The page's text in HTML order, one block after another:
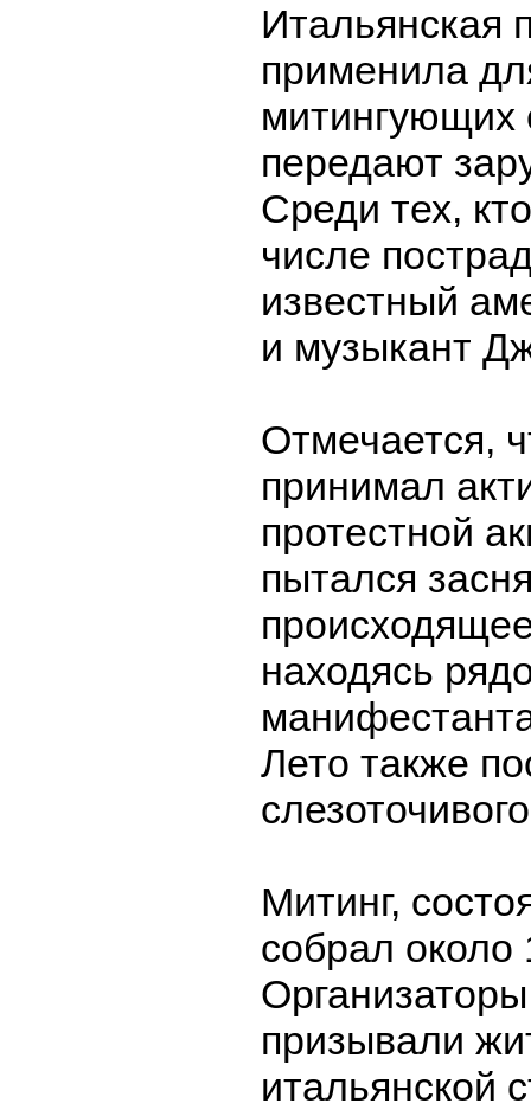
Итальянская
применила
митингующих
передают
Среди тех,
числе
известный
и музыкант
Отмечается,
принимал
протестной
пытался
находясь
Лето также
Митинг,
собрал около
призывали
итальянской